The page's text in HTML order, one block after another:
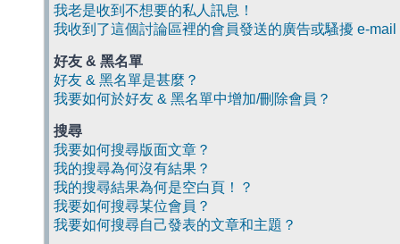
我老是收到不想要的私人訊息！
我收到了這個討論區裡的會員發送的廣告或騷擾 e-mail
好友 & 黑名單
好友 & 黑名單是甚麼？
我要如何於好友 & 黑名單中增加/刪除會員？
搜尋
我要如何搜尋版面文章？
我的搜尋為何沒有結果？
我的搜尋結果為何是空白頁！？
我要如何搜尋某位會員？
我要如何搜尋自己發表的文章和主題？